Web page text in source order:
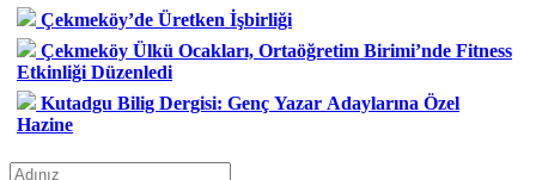
Çekmeköy’de Üretken İşbirliği
Çekmeköy Ülkü Ocakları, Ortaöğretim Birimi’nde Fitness
Etkinliği Düzenledi
Kutadgu Bilig Dergisi: Genç Yazar Adaylarına Özel
Hazine